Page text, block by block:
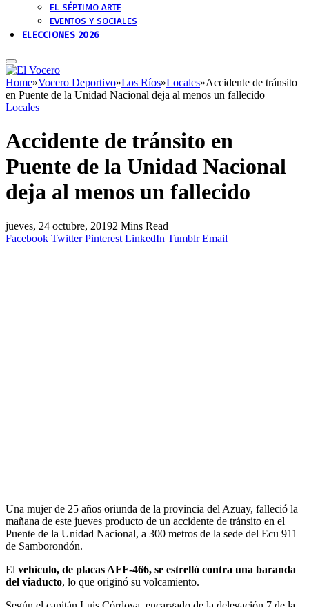
EL SÉPTIMO ARTE
EVENTOS Y SOCIALES
ELECCIONES 2026
Home»Vocero Deportivo»Los Ríos»Locales»Accidente de tránsito
en Puente de la Unidad Nacional deja al menos un fallecido
Locales
Accidente de tránsito en
Puente de la Unidad Nacional
deja al menos un fallecido
jueves, 24 octubre, 20192 Mins Read
Facebook Twitter Pinterest LinkedIn Tumblr Email
Una mujer de 25 años oriunda de la provincia del Azuay, falleció la
mañana de este jueves producto de un accidente de tránsito en el
Puente de la Unidad Nacional, a 300 metros de la sede del Ecu 911
de Samborondón.
El vehículo, de placas AFF-466, se estrelló contra una baranda
del viaducto, lo que originó su volcamiento.